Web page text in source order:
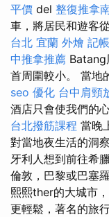
平價 del 整復推拿
車，將居民和遊客
台北 宜蘭 外燴 記
中推拿推薦 Batang
首周圍較小。 當地
seo 優化 台中肩頸
酒店只會使我們的
台北撥筋課程 當晚
對當地夜生活的洞
牙利人想到前往希
倫敦，巴黎或巴塞
熙熙ther的大城市
更輕鬆，著名的旅